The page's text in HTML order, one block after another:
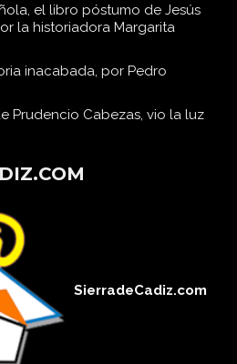
el libro póstumo de Jesús
la historiadora Margarita
inacabada, por Pedro
Prudencio Cabezas, vio la luz
SierradeCadiz.com